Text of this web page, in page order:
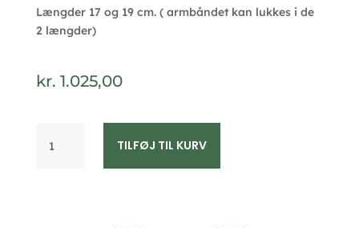
Længder 17 og 19 cm. ( armbåndet kan lukkes i de
2 længder)
kr. 1.025,00
armbånd
TILFØJ TIL KURV